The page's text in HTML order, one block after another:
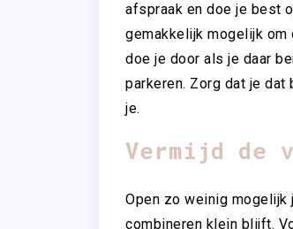
afspraak en doe je best
gemakkelijk mogelijk om
doe je door als je daar
parkeren. Zorg dat je
je.
Vermijd de
Open zo weinig
combineren klein blijft.